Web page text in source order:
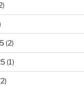
(2)
(1)